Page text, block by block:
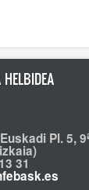
Pl. 5,
31